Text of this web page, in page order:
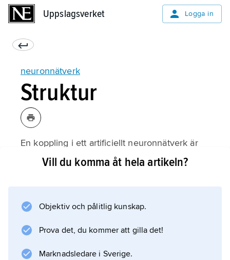
Uppslagsverket Logga in
neuronnätverk
Struktur
En koppling i ett artificiellt neuronnätverk är
en riktad förbindelse mellan två enheter som
bestäms under träningen av nätverket. En
enhet beräknar summan av sändaraktivitet
kopplingar. Ibland sker detta
Vill du komma åt hela artikeln?
Objektiv och pålitlig kunskap.
Prova det, du kommer att gilla det!
Marknadsledare i Sverige.